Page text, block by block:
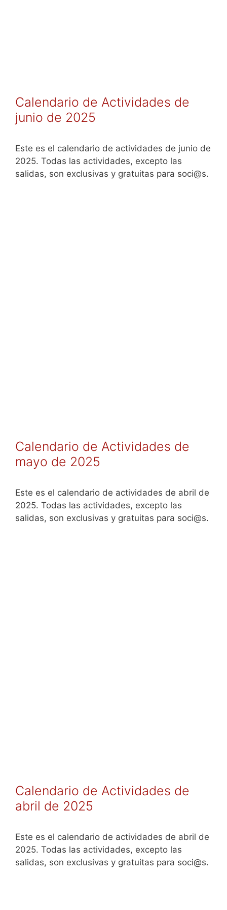
Calendario de Actividades de
junio de 2025
Este es el calendario de actividades de junio de
2025. Todas las actividades, excepto las
salidas, son exclusivas y gratuitas para soci@s.
Calendario de Actividades de
mayo de 2025
Este es el calendario de actividades de abril de
2025. Todas las actividades, excepto las
salidas, son exclusivas y gratuitas para soci@s.
Calendario de Actividades de
abril de 2025
Este es el calendario de actividades de abril de
2025. Todas las actividades, excepto las
salidas, son exclusivas y gratuitas para soci@s.